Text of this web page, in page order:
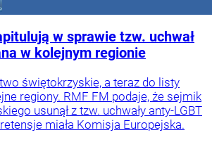
w sprawie tzw. uchwał
w kolejnym regionie
świętokrzyskie, a teraz do listy
regiony. RMF FM podaje, że sejmik
usunął z tzw. uchwały anty-LGBT
miała Komisja Europejska.